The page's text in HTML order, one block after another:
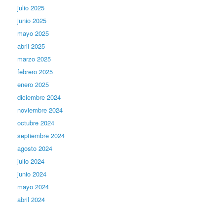
julio 2025
junio 2025
mayo 2025
abril 2025
marzo 2025
febrero 2025
enero 2025
diciembre 2024
noviembre 2024
octubre 2024
septiembre 2024
agosto 2024
julio 2024
junio 2024
mayo 2024
abril 2024